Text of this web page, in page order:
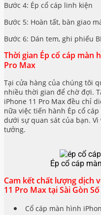
Bước 4: Ép cổ cáp linh kiện
Bước 5: Hoàn tất, bàn giao
Bước 6: Dán tem, ghi phiếu
Thời gian Ép cổ cáp màn
Pro Max
Tại cửa hàng của chúng tôi
nhiều thời gian để chờ đợi.
iPhone 11 Pro Max đều chỉ
nữa việc tiến hành Ép cổ
dưới sự quan sát của bạn.
tưởng.
Ép cổ cáp
Cam kết chất lượng dịch
11 Pro Max tại Sài Gòn Số
Cổ cáp màn hình